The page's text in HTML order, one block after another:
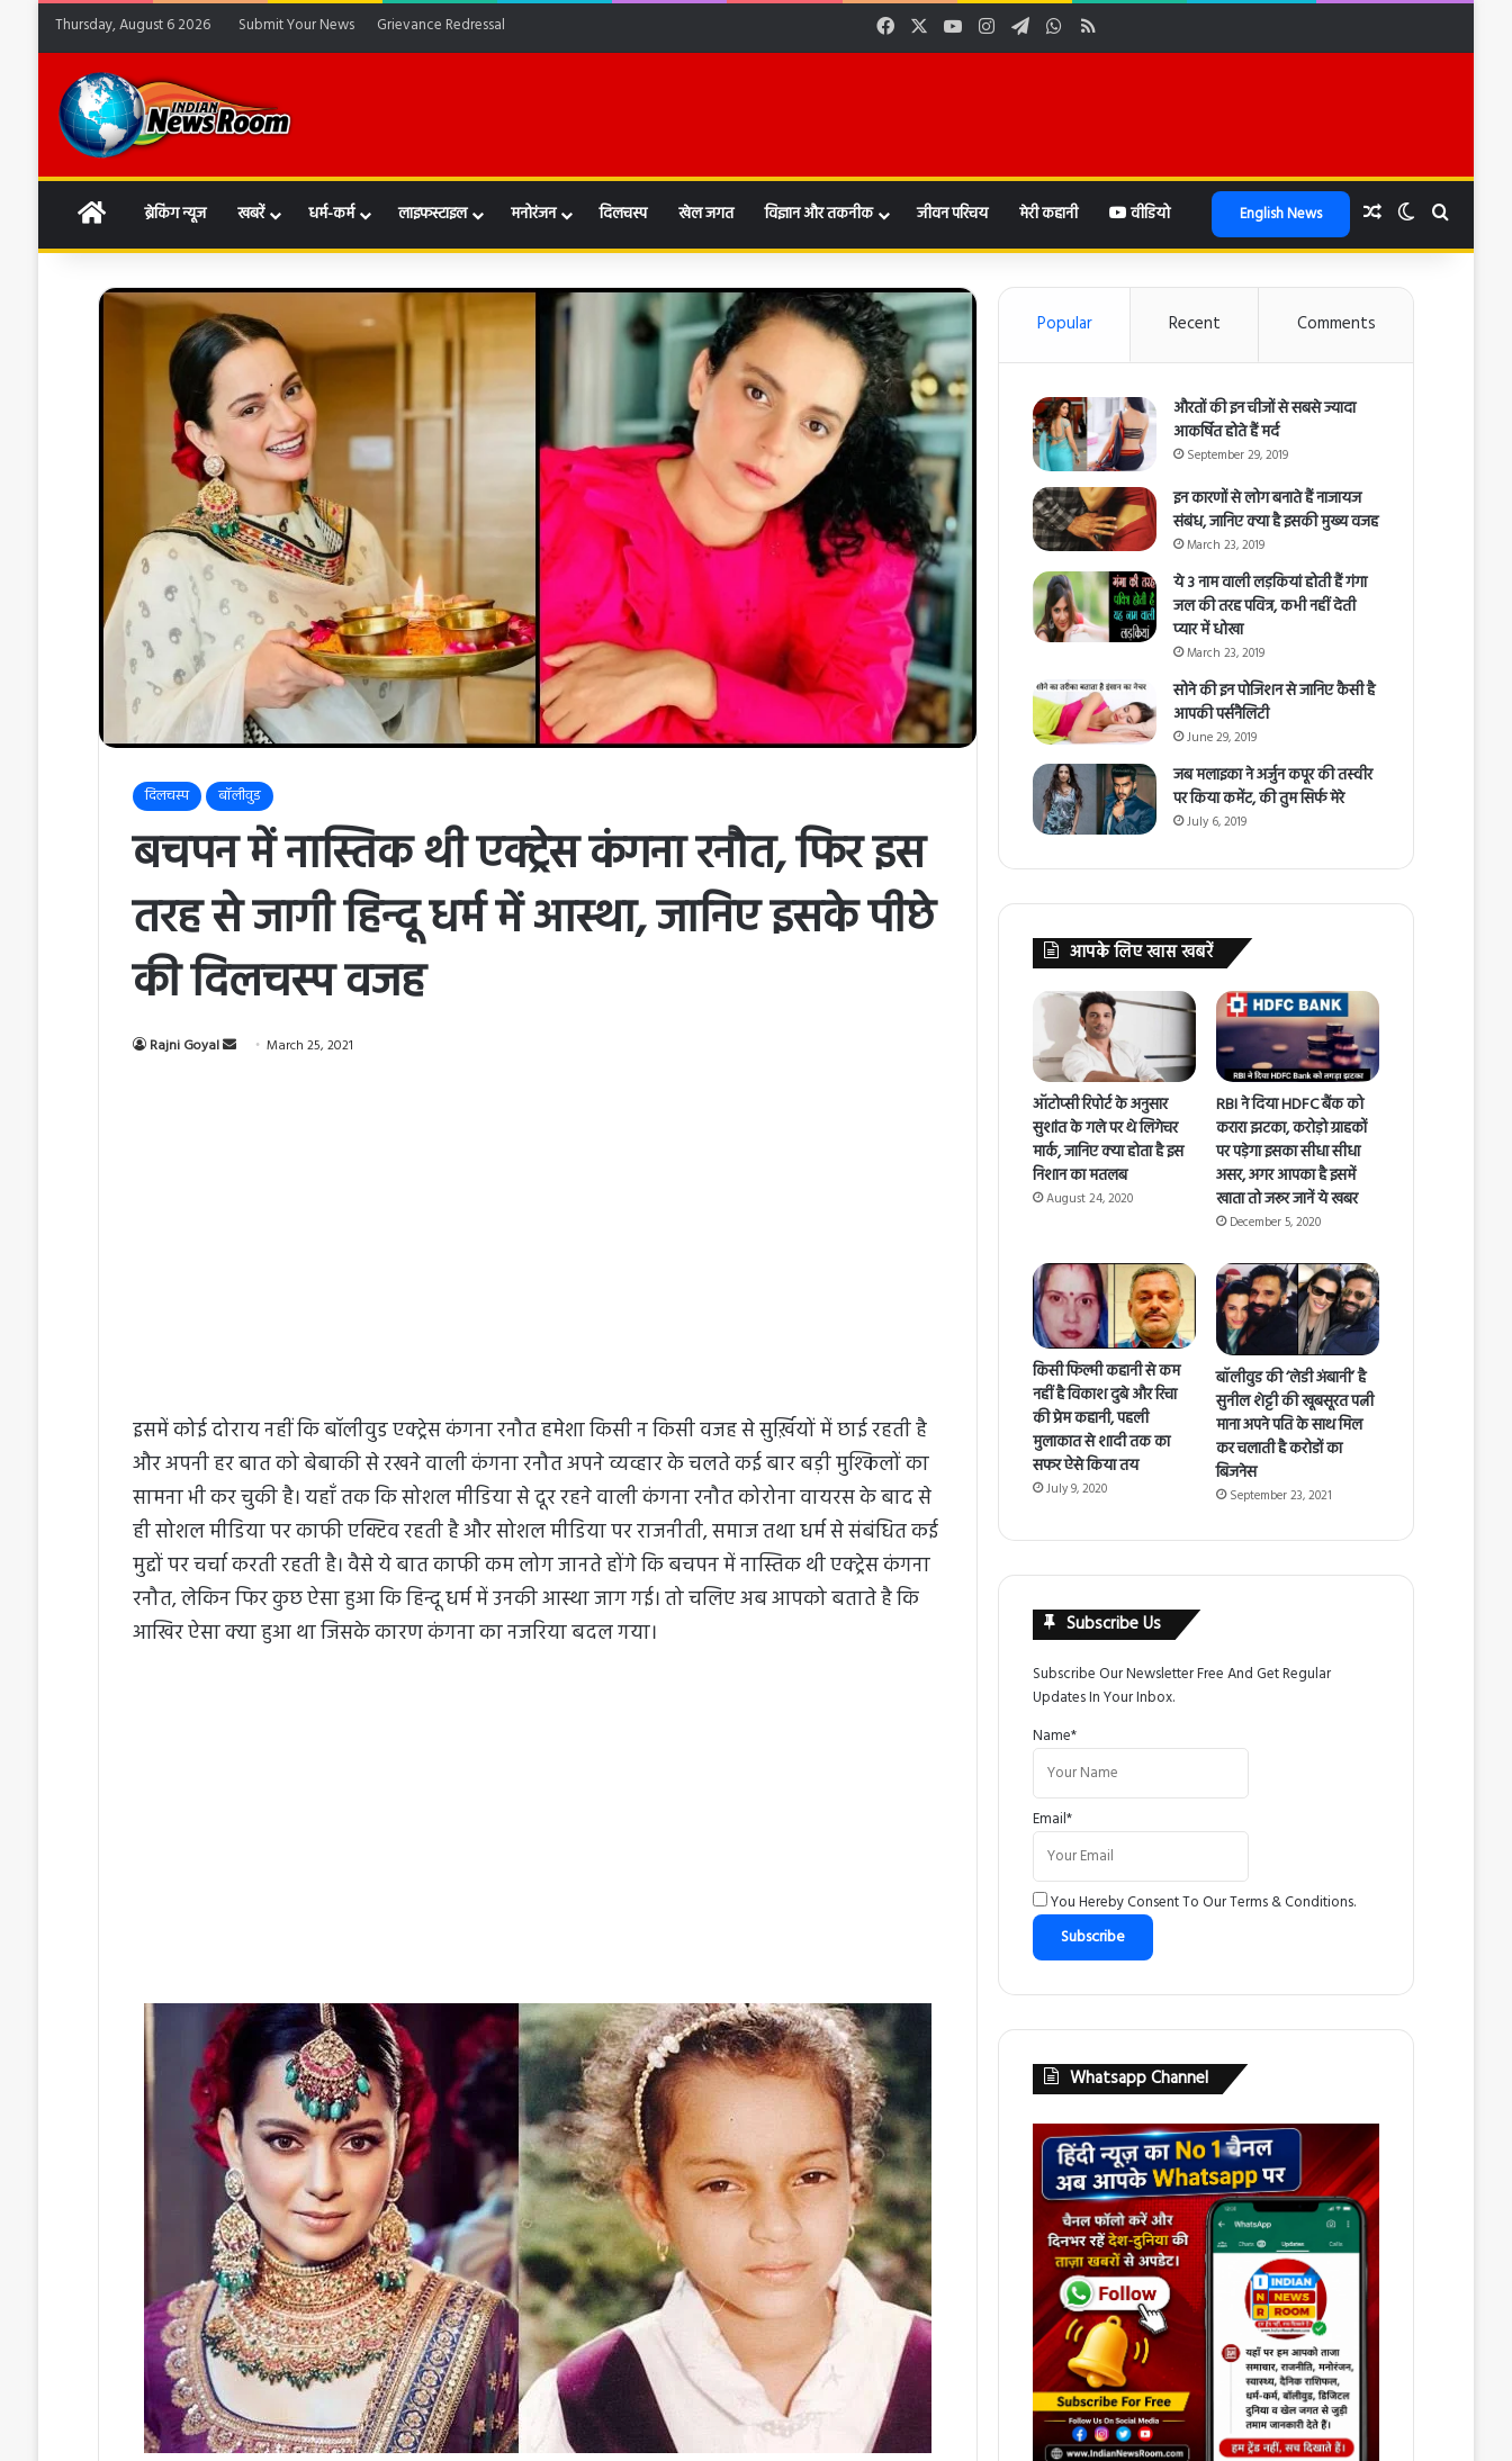
Thursday, August 6 2026 Submit Your News Grievance Redressal Facebook YouTubeInstagramTelegramWhatsApp
RSS
HOMEब्रेकिंग न्यूज खबरें धर्म-कर्म लाइफस्टाइल मनोरंजन दिलचस्प खेल जगत विज्ञान और तकनीक जीवन परिचय मेरी कहानी वीडियो English News Random Article
Switch skin
Search
दिलचस्प बॉलीवुड
बचपन में नास्तिक थी एक्ट्रेस कंगना रनौत, फिर इस
तरह से जागी हिन्दू धर्म में आस्था, जानिए इसके पीछे
की दिलचस्प वजह
Rajni Goyal
S
March 25, 2021
इसमें कोई दोराय नहीं कि बॉलीवुड एक्ट्रेस कंगना रनौत हमेशा किसी न किसी वजह से सुर्ख़ियों में छाई रहती है
और अपनी हर बात को बेबाकी से रखने वाली कंगना रनौत अपने व्यव्हार के चलते कई बार बड़ी मुश्किलों का
सामना भी कर चुकी है। यहाँ तक कि सोशल मीडिया से दूर रहने वाली कंगना रनौत कोरोना वायरस के बाद से
ही सोशल मीडिया पर काफी एक्टिव रहती है और सोशल मीडिया पर राजनीती, समाज तथा धर्म से संबंधित कई
मुद्दों पर चर्चा करती रहती है। वैसे ये बात काफी कम लोग जानते होंगे कि बचपन में नास्तिक थी एक्ट्रेस कंगना
रनौत, लेकिन फिर कुछ ऐसा हुआ कि हिन्दू धर्म में उनकी आस्था जाग गई। तो चलिए अब आपको बताते है कि
आखिर ऐसा क्या हुआ था जिसके कारण कंगना का नजरिया बदल गया।
Popular Recent Comments
औरतों की इन चीजों से सबसे ज्यादा
आकर्षित होते हैं मर्द
September 29, 2019
इन कारणों से लोग बनाते हैं नाजायज
संबंध, जानिए क्या है इसकी मुख्य वजह
March 23, 2019
ये 3 नाम वाली लड़कियां होती हैं गंगा
जल की तरह पवित्र, कभी नहीं देती
प्यार में धोखा
March 23, 2019
सोने की इन पोजिशन से जानिए कैसी है
आपकी पर्सनैलिटी
June 29, 2019
जब मलाइका ने अर्जुन कपूर की तस्वीर
पर किया कमेंट, की तुम सिर्फ मेरे
July 6, 2019
आपके लिए खास खबरें
ऑटोप्सी रिपोर्ट के अनुसार
सुशांत के गले पर थे लिगेचर
मार्क, जानिए क्या होता है इस
निशान का मतलब
August 24, 2020
RBI ने दिया HDFC बैंक को
करारा झटका, करोड़ो ग्राहकों
पर पड़ेगा इसका सीधा सीधा
असर, अगर आपका है इसमें
खाता तो जरूर जानें ये खबर
December 5, 2020
किसी फिल्मी कहानी से कम
नहीं है विकाश दुबे और रिचा
की प्रेम कहानी, पहली
मुलाकात से शादी तक का
सफर ऐसे किया तय
July 9, 2020
बॉलीवुड की ‘लेडी अंबानी’ है
सुनील शेट्टी की खूबसूरत पत्नी
माना अपने पति के साथ मिल
कर चलाती है करोडों का
बिजनेस
September 23, 2021
Subscribe Us
Subscribe Our Newsletter Free And Get Regular
Updates In Your Inbox.
Name*
Email*
You Hereby Consent To OurTerms & Conditions.
Whatsapp Channel